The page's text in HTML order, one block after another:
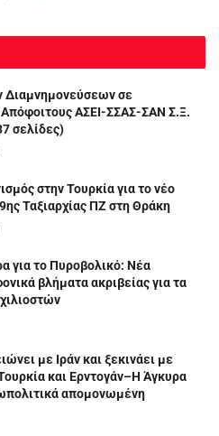
σε
ΑΣΕΙ-ΣΣΑΣ-ΣΑΝ Σ.Ξ.
σελίδες)
στην Τουρκία για το νέο
Ταξιαρχίας ΠΖ στη Θράκη
για το Πυροβολικό: Νέα
βλήματα ακριβείας για τα
με Ιράν και ξεκινάει με
και Ερντογάν–Η Άγκυρα
απομονωμένη